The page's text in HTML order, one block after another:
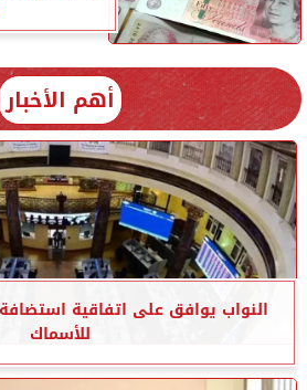
أهم الأخبار
النواب يوافق على اتفاقية
للأسماك